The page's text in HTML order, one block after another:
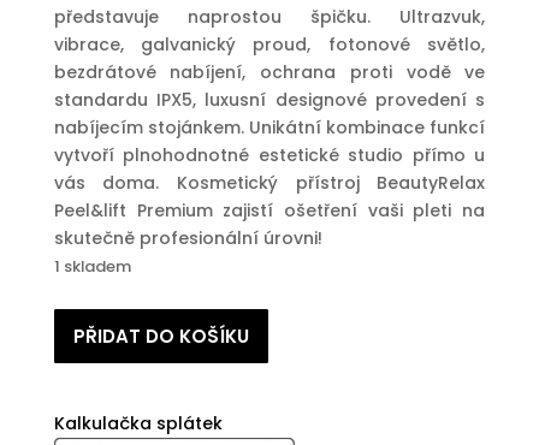
představuje naprostou špičku. Ultrazvuk,
vibrace, galvanický proud, fotonové světlo,
bezdrátové nabíjení, ochrana proti vodě ve
standardu IPX5, luxusní designové provedení s
nabíjecím stojánkem. Unikátní kombinace funkcí
vytvoří plnohodnotné estetické studio přímo u
vás doma. Kosmetický přístroj BeautyRelax
Peel&lift Premium zajistí ošetření vaši pleti na
skutečně profesionální úrovni!
1 skladem
Ultrazvuková
špachtle
Premium
PŘIDAT DO KOŠÍKU
Kalkulačka splátek